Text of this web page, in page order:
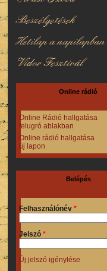
Beszélgetések
Hetilap a napilapban
Vidor Fesztivál
Online rádió
Online Rádió hallgatása
felugró ablakban
Online rádió hallgatása
új lapon
Belépés
Felhasználónév *
Jelszó *
Új jelszó igénylése